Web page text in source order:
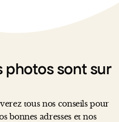
photos sont sur
tous nos conseils pour
bonnes adresses et nos